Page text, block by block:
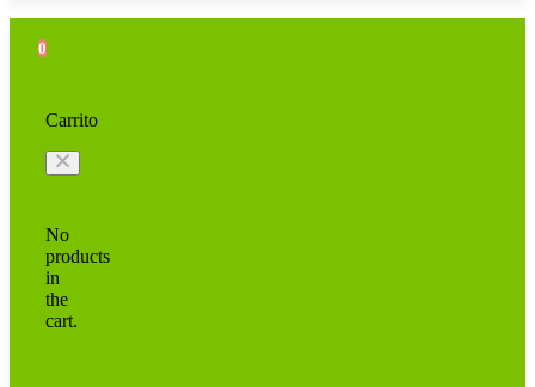
0
Carrito
No
products
in
the
cart.